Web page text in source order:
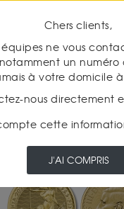
Chers clients,
équipes ne vous
un numéro
à votre domicile
nous directement
cette
J'AI COMPRIS